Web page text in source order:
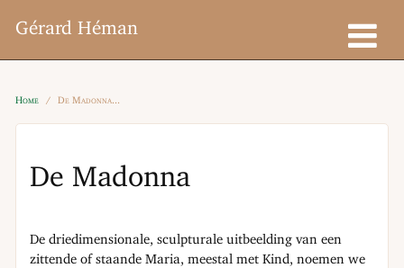
Gérard Héman
Home De Madonna
De Madonna
De driedimensionale, sculpturale uitbeelding van een
zittende of staande Maria, meestal met Kind, noemen we